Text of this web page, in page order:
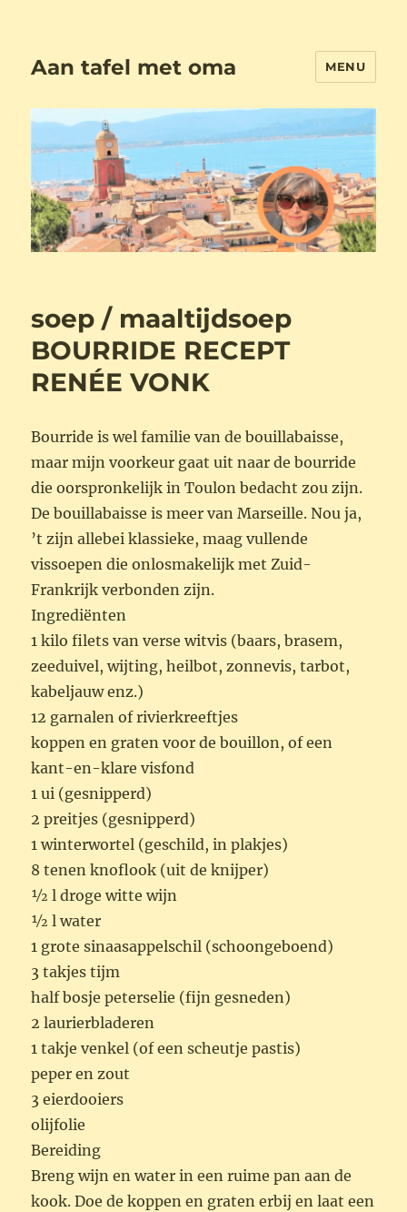
Aan tafel met oma MENU
soep / maaltijdsoep
BOURRIDE RECEPT
RENÉE VONK
Bourride is wel familie van de bouillabaisse,
maar mijn voorkeur gaat uit naar de bourride
die oorspronkelijk in Toulon bedacht zou zijn.
De bouillabaisse is meer van Marseille. Nou ja,
’t zijn allebei klassieke, maag vullende
vissoepen die onlosmakelijk met Zuid-
Frankrijk verbonden zijn.
Ingrediënten
1 kilo filets van verse witvis (baars, brasem,
zeeduivel, wijting, heilbot, zonnevis, tarbot,
kabeljauw enz.)
12 garnalen of rivierkreeftjes
koppen en graten voor de bouillon, of een
kant-en-klare visfond
1 ui (gesnipperd)
2 preitjes (gesnipperd)
1 winterwortel (geschild, in plakjes)
8 tenen knoflook (uit de knijper)
½ l droge witte wijn
½ l water
1 grote sinaasappelschil (schoongeboend)
3 takjes tijm
half bosje peterselie (fijn gesneden)
2 laurierbladeren
1 takje venkel (of een scheutje pastis)
peper en zout
3 eierdooiers
olijfolie
Bereiding
Breng wijn en water in een ruime pan aan de
kook. Doe de koppen en graten erbij en laat een